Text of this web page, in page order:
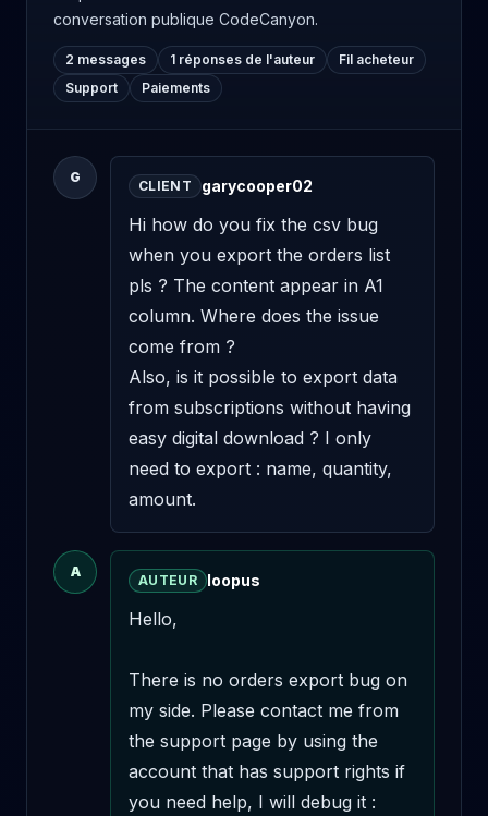
conversation publique CodeCanyon.
2 messages 1 réponses de l'auteur
Fil acheteur
Support
Paiements
G
CLIENT garycooper02
Hi how do you fix the csv bug
when you export the orders list
pls ? The content appear in A1
column. Where does the issue
come from ?
Also, is it possible to export data
from subscriptions without having
easy digital download ? I only
need to export : name, quantity,
amount.
A
AUTEUR loopus
Hello,
There is no orders export bug on
my side. Please contact me from
the support page by using the
account that has support rights if
you need help, I will debug it :